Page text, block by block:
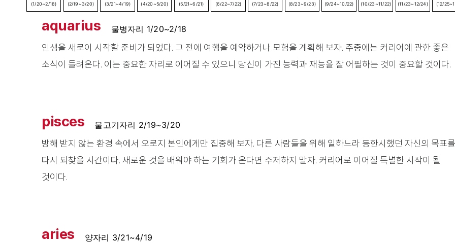
(1/20~2/18) (2/19~3/20) (3/21~4/19) (4/20~5/20) (5/21~6/21) (6/22~7/22) (7/23~8/22) (8/23~9/23) (9/24~10/22) (10/23~11/22) (11/23~12/24) (12/
aquarius 물병자리 1/20~2/18
인생을 새로이 시작할 준비가 되었다. 그 전에 여행을 예약하거나 모험을 계획해 보자. 주중에는 커리어에 관한 좋은
소식이 들려온다. 이는 중요한 자리로 이어질 수 있으니 당신이 가진 능력과 재능을 잘 어필하는 것이 중요할 것이다.
pisces 물고기자리 2/19~3/20
방해 받지 않는 환경 속에서 오로지 본인에게만 집중해 보자. 다른 사람들을 위해 일하느라 등한시했던 자신의 목표를
다시 되찾을 시간이다. 새로운 것을 배워야 하는 기회가 온다면 주저하지 말자. 커리어로 이어질 특별한 시작이 될
것이다.
aries 양자리 3/21~4/19